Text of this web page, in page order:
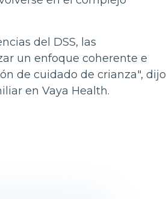
del DSS, las
un enfoque coherente e
de cuidado de crianza", dijo
en Vaya Health.